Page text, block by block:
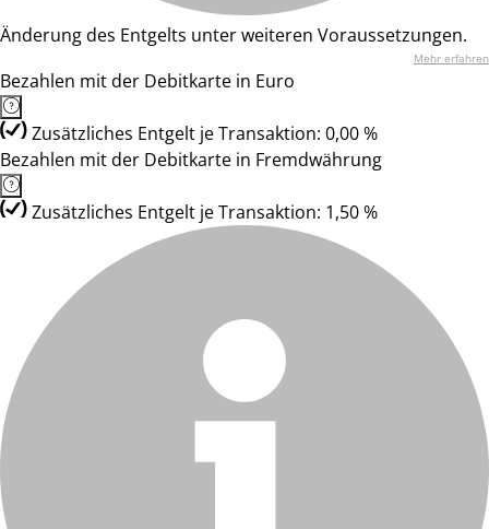
Änderung des Entgelts unter weiteren Voraussetzungen.
Mehr erfahren
Bezahlen mit der Debitkarte in Euro
Zusätzliches Entgelt je Transaktion: 0,00 %
Bezahlen mit der Debitkarte in Fremdwährung
Zusätzliches Entgelt je Transaktion: 1,50 %